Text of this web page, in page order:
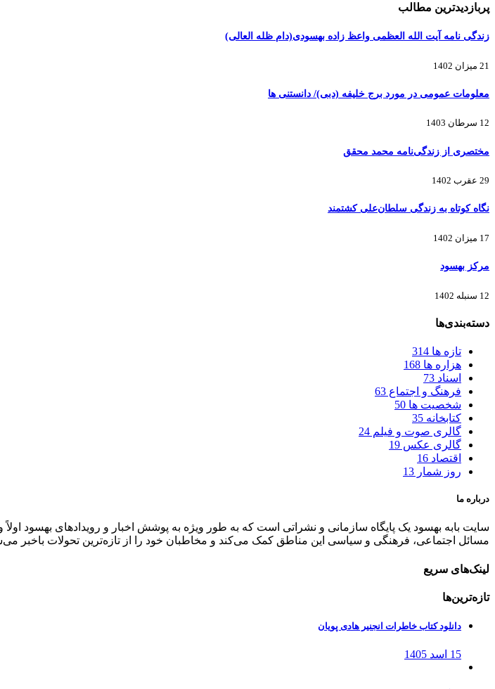
پربازدیدترین مطالب
زندگی نامه آیت الله العظمی واعظ زاده بهسودی(دام ظله العالی)
21 میزان 1402
معلومات عمومی در مورد برج خلیفه (دبی)/ دانستنی ها
12 سرطان 1403
مختصری از زندگی‌نامه محمد محقق
29 عقرب 1402
نگاه کوتاه به زندگی سلطان‌علی کشتمند
17 میزان 1402
مرکز بهسود
12 سنبله 1402
دسته‌بندی‌ها
تازه ها 314
هزاره ها 168
اسناد 73
فرهنگ و اجتماع 63
شخصیت ها 50
کتابخانه 35
گالری صوت و فیلم 24
گالری عکس 19
اقتصاد 16
روز شمار 13
درباره ما
سایت بابه بهسود یک پایگاه سازمانی و نشراتی است که به طور ویژه به پوشش اخبار و رویدادهای بهسود اولاً
مسائل اجتماعی، فرهنگی و سیاسی این مناطق کمک می‌کند و مخاطبان خود را از تازه‌ترین تحولات باخبر
لینک‌های سریع
تازه‌ترین‌ها
دانلود کتاب خاطرات انجنیر هادی پویان
15 اسد 1405